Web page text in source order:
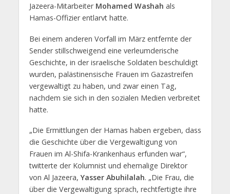
Jazeera-Mitarbeiter Mohamed Washah als
Hamas-Offizier entlarvt hatte.
Bei einem anderen Vorfall im März entfernte der
Sender stillschweigend eine verleumderische
Geschichte, in der israelische Soldaten beschuldigt
wurden, palästinensische Frauen im Gazastreifen
vergewaltigt zu haben, und zwar einen Tag,
nachdem sie sich in den sozialen Medien verbreitet
hatte.
„Die Ermittlungen der Hamas haben ergeben, dass
die Geschichte über die Vergewaltigung von
Frauen im Al-Shifa-Krankenhaus erfunden war“,
twitterte der Kolumnist und ehemalige Direktor
von Al Jazeera,Yasser Abuhilalah. „Die Frau, die
über die Vergewaltigung sprach, rechtfertigte ihre